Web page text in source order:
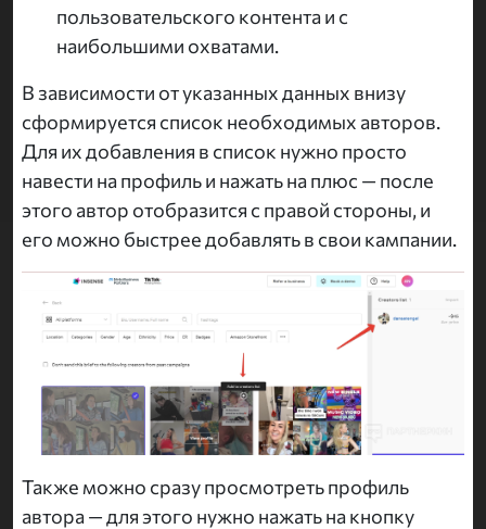
пользовательского контента и с
наибольшими охватами.
В зависимости от указанных данных внизу
сформируется список необходимых авторов.
Для их добавления в список нужно просто
навести на профиль и нажать на плюс — после
этого автор отобразится с правой стороны, и
его можно быстрее добавлять в свои кампании.
Также можно сразу просмотреть профиль
автора — для этого нужно нажать на кнопку